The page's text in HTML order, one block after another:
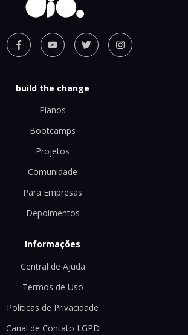
build the change
Planos
Bootcamps
Projetos
Comunidade
Para Empresas
Depoimentos
Informações
Central de Ajuda
Termos de Uso
Políticas de Privacidade
Canal de Contato LGPD